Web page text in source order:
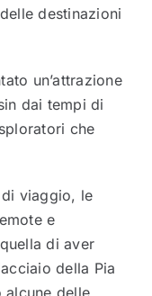
destinazioni
un’attrazione
dai tempi di
che
viaggio, le
e
di aver
della Pia